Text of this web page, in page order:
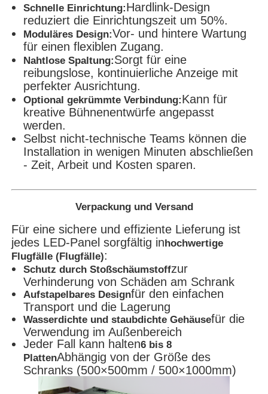
Schnelle Einrichtung:Hardlink-Design
reduziert die Einrichtungszeit um 50%.
Moduläres Design:Vor- und hintere Wartung
für einen flexiblen Zugang.
Nahtlose Spaltung:Sorgt für eine
reibungslose, kontinuierliche Anzeige mit
perfekter Ausrichtung.
Optional gekrümmte Verbindung:Kann für
kreative Bühnenentwürfe angepasst
werden.
Selbst nicht-technische Teams können die
Installation in wenigen Minuten abschließen
- Zeit, Arbeit und Kosten sparen.
Verpackung und Versand
Für eine sichere und effiziente Lieferung ist
jedes LED-Panel sorgfältig inhochwertige
Flugfälle (Flugfälle):
Schutz durch Stoßschäumstoffzur
Verhinderung von Schäden am Schrank
Aufstapelbares Designfür den einfachen
Transport und die Lagerung
Wasserdichte und staubdichte Gehäusefür die
Verwendung im Außenbereich
Jeder Fall kann halten6 bis 8
PlattenAbhängig von der Größe des
Schranks (500×500mm / 500×1000mm)